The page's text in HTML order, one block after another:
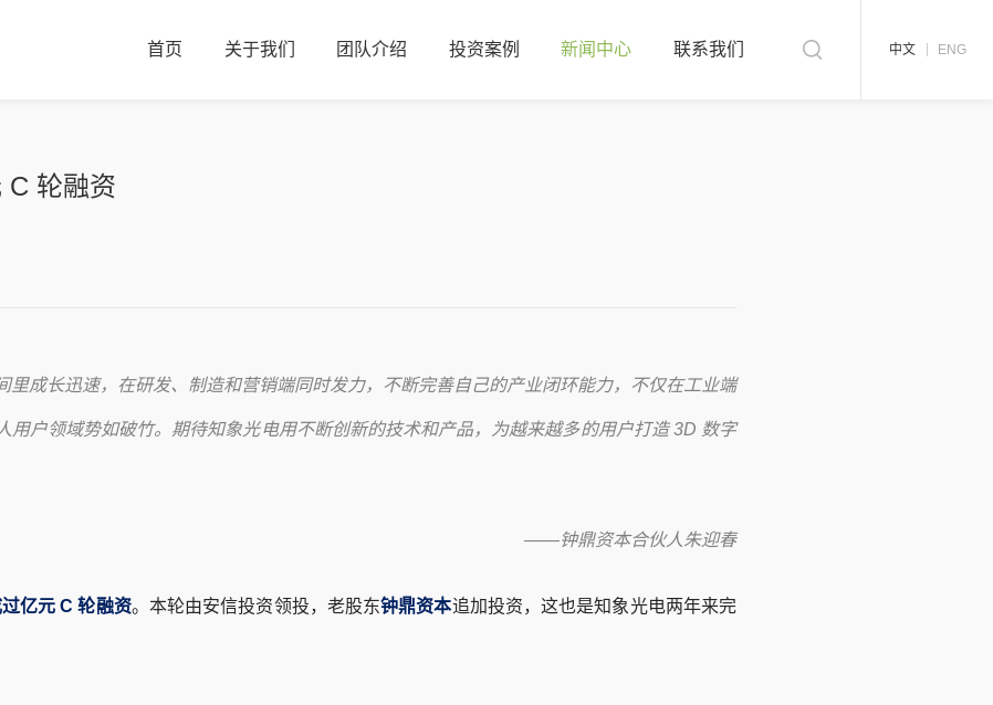
首页 关于我们 团队介绍 投资案例 新闻中心 联系我们 中文 ENG
C 轮融资
里成长迅速，在研发、制造和营销端同时发力，不断完善自己的产业闭环能力，不仅在工业端
用户领域势如破竹。期待知象光电用不断创新的技术和产品，为越来越多的用户打造 3D 数字
——钟鼎资本合伙人朱迎春
亿元 C 轮融资。本轮由安信投资领投，老股东钟鼎资本追加投资，这也是知象光电两年来完